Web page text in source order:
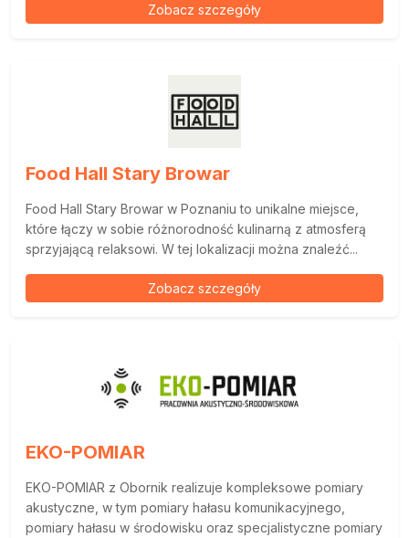
Zobacz szczegóły
Food Hall Stary Browar
Food Hall Stary Browar w Poznaniu to unikalne miejsce,
które łączy w sobie różnorodność kulinarną z atmosferą
sprzyjającą relaksowi. W tej lokalizacji można znaleźć...
Zobacz szczegóły
EKO-POMIAR
EKO-POMIAR z Obornik realizuje kompleksowe pomiary
akustyczne, w tym pomiary hałasu komunikacyjnego,
pomiary hałasu w środowisku oraz specjalistyczne pomiary